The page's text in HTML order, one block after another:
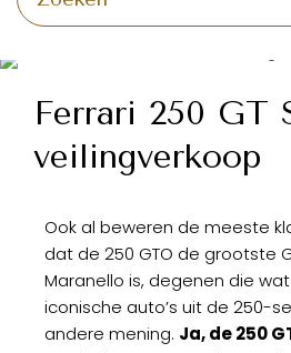
Ferrari 250 GT
veilingverkoop
Ook al beweren de meeste
dat de 250 GTO de grootste
Maranello is, degenen die
iconische auto’s uit de 250-
andere mening. Ja, de 250